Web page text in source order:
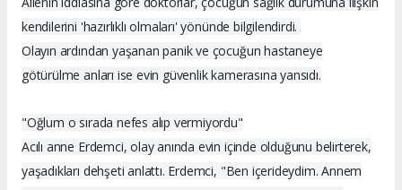
kendilerini 'hazırlıklı olmaları' yönünde bilgilendirdi.
Olayın ardından yaşanan panik ve çocuğun hastaneye
götürülme anları ise evin güvenlik kamerasına yansıdı.
"Oğlum o sırada nefes alıp vermiyordu"
Acılı anne Erdemci, olay anında evin içinde olduğunu belirterek,
yaşadıkları dehşeti anlattı. Erdemci, "Ben içerideydim. Annem